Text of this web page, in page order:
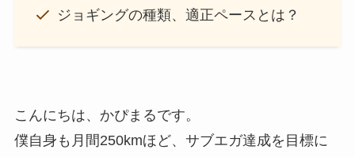
ジョギングの種類、適正ペースとは？
こんにちは、かぴまるです。
僕自身も月間250kmほど、サブエガ達成を目標に